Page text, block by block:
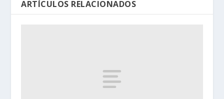
ARTÍCULOS RELACIONADOS